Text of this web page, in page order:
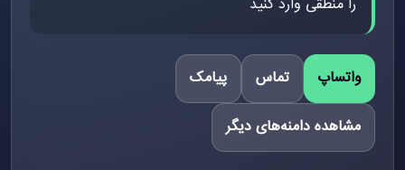
را منطقی وارد کنید
واتساپ تماس
پیامک
مشاهده دامنه‌های دیگر